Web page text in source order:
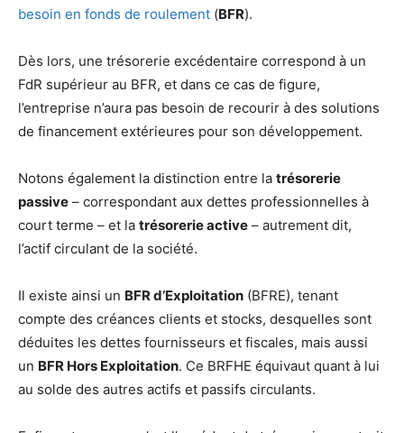
besoin en fonds de roulement (BFR).
Dès lors, une trésorerie excédentaire correspond à un
FdR supérieur au BFR, et dans ce cas de figure,
l’entreprise n’aura pas besoin de recourir à des solutions
de financement extérieures pour son développement.
Notons également la distinction entre la trésorerie
passive – correspondant aux dettes professionnelles à
court terme – et la trésorerie active – autrement dit,
l’actif circulant de la société.
Il existe ainsi un BFR d’Exploitation (BFRE), tenant
compte des créances clients et stocks, desquelles sont
déduites les dettes fournisseurs et fiscales, mais aussi
un BFR Hors Exploitation. Ce BRFHE équivaut quant à lui
au solde des autres actifs et passifs circulants.